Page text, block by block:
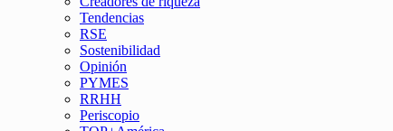
Tendencias
RSE
Sostenibilidad
Opinión
PYMES
RRHH
Periscopio